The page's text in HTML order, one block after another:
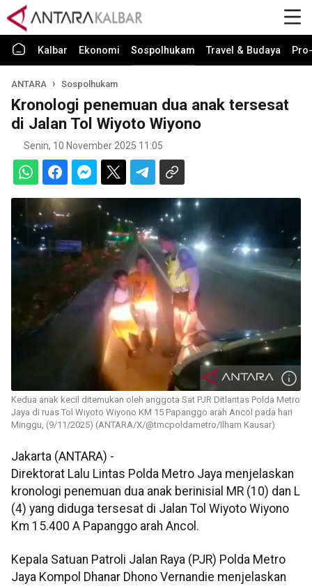
Kalbar Ekonomi Sospolhukam Travel & Budaya
ANTARA Sospolhukam
Kronologi penemuan dua anak tersesat
di Jalan Tol Wiyoto Wiyono
Senin, 10 November 2025 11:05
Kedua anak kecil ditemukan oleh anggota Sat PJR Ditlantas Polda Metro
Jaya di ruas Tol Wiyoto Wiyono KM 15 Papanggo arah Ancol pada hari
Minggu, (9/11/2025) (ANTARA/X/@tmcpoldametro/Ilham Kausar)
Jakarta (ANTARA) -
Direktorat Lalu Lintas Polda Metro Jaya menjelaskan
kronologi penemuan dua anak berinisial MR (10) dan L
(4) yang diduga tersesat di Jalan Tol Wiyoto Wiyono
Km 15.400 A Papanggo arah Ancol.
Kepala Satuan Patroli Jalan Raya (PJR) Polda Metro
Jaya Kompol Dhanar Dhono Vernandie menjelaskan